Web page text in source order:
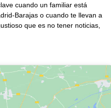
cuando un familiar está
Barajas o cuando te llevan a
que es no tener noticias,